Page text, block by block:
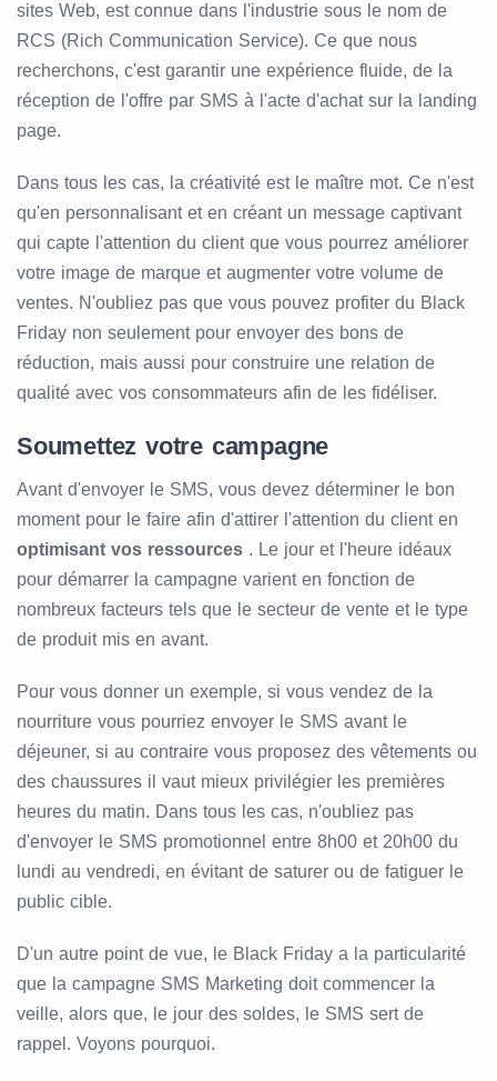
sites Web, est connue dans l'industrie sous le nom de
RCS (Rich Communication Service). Ce que nous
recherchons, c'est garantir une expérience fluide, de la
réception de l'offre par SMS à l'acte d'achat sur la landing
page.
Dans tous les cas, la créativité est le maître mot. Ce n'est
qu'en personnalisant et en créant un message captivant
qui capte l'attention du client que vous pourrez améliorer
votre image de marque et augmenter votre volume de
ventes. N'oubliez pas que vous pouvez profiter du Black
Friday non seulement pour envoyer des bons de
réduction, mais aussi pour construire une relation de
qualité avec vos consommateurs afin de les fidéliser.
Soumettez votre campagne
Avant d'envoyer le SMS, vous devez déterminer le bon
moment pour le faire afin d'attirer l'attention du client en
optimisant vos ressources . Le jour et l'heure idéaux
pour démarrer la campagne varient en fonction de
nombreux facteurs tels que le secteur de vente et le type
de produit mis en avant.
Pour vous donner un exemple, si vous vendez de la
nourriture vous pourriez envoyer le SMS avant le
déjeuner, si au contraire vous proposez des vêtements ou
des chaussures il vaut mieux privilégier les premières
heures du matin. Dans tous les cas, n'oubliez pas
d'envoyer le SMS promotionnel entre 8h00 et 20h00 du
lundi au vendredi, en évitant de saturer ou de fatiguer le
public cible.
D'un autre point de vue, le Black Friday a la particularité
que la campagne SMS Marketing doit commencer la
veille, alors que, le jour des soldes, le SMS sert de
rappel. Voyons pourquoi.